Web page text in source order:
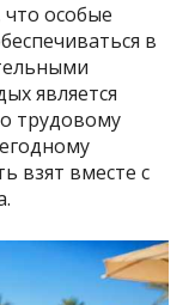
особые
в
является
трудовому
взят вместе с